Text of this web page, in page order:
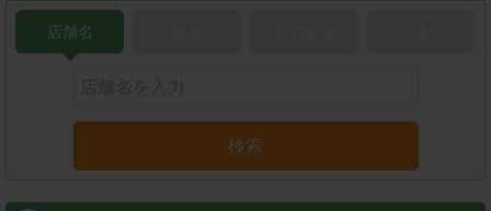
店舗名
検索